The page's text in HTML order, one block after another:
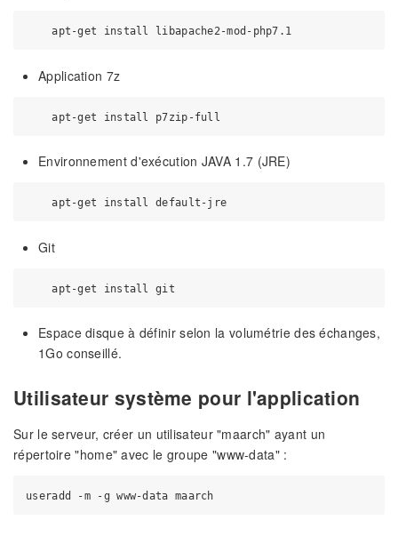
Application 7z
Environnement d'exécution JAVA 1.7 (JRE)
Git
Espace disque à définir selon la volumétrie des échanges,
1Go conseillé.
Utilisateur système pour l'application
Sur le serveur, créer un utilisateur "maarch" ayant un
répertoire "home" avec le groupe "www-data" :